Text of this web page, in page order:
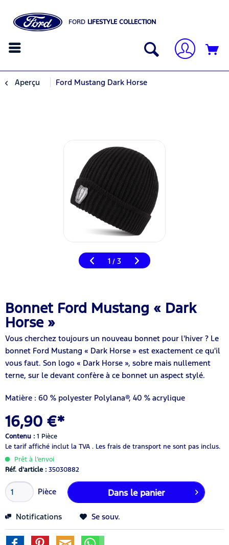
FORD LIFESTYLE COLLECTION
Aperçu Ford Mustang Dark Horse
1 / 3
Bonnet Ford Mustang « Dark
Horse »
Vous cherchez toujours un nouveau bonnet pour l'hiver ? Le
bonnet Ford Mustang « Dark Horse » est exactement ce qu'il
vous faut. Son logo « Dark Horse », sobre mais nullement
terne, sur le devant confère à ce bonnet un aspect stylé.
Matière : 60 % polyester Polylana®, 40 % acrylique
16,90 €*
Contenu : 1 Pièce
Le tarif affiché inclut la TVA . Les frais de transport ne sont pas inclus.
Prêt à l’envoi
Réf. d'article : 35030882
Pièce Dans le panier
Notifications Se souv.